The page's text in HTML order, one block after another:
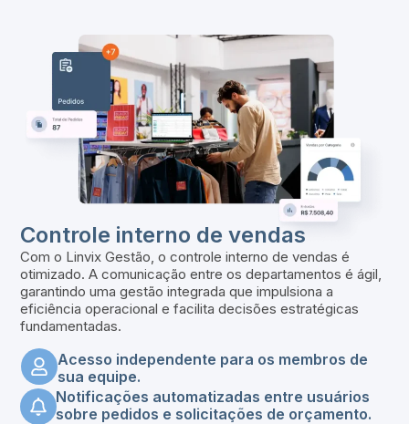
Controle interno de vendas
Com o Linvix Gestão, o controle interno de vendas é
otimizado. A comunicação entre os departamentos é ágil,
garantindo uma gestão integrada que impulsiona a
eficiência operacional e facilita decisões estratégicas
fundamentadas.
Acesso independente para os membros de
sua equipe.
Notificações automatizadas entre usuários
sobre pedidos e solicitações de orçamento.